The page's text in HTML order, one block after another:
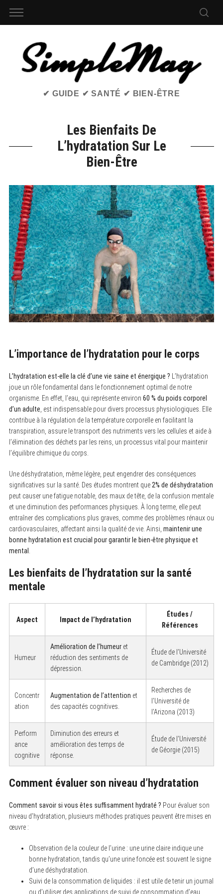
✔ GUIDE ✔ SANTÉ ✔ BIEN-ÊTRE
Les Bienfaits De
L’hydratation Sur Le
Bien-Être
L’importance de l’hydratation pour le corps
L’hydratation est-elle la clé d’une vie saine et énergique ? L’hydratation
joue un rôle fondamental dans le fonctionnement optimal de notre
organisme. En effet, l’eau, qui représente environ 60 % du poids corporel
d’un adulte , est indispensable pour divers processus physiologiques. Elle
contribue à la régulation de la température corporelle en facilitant la
transpiration, assure le transport des nutriments vers les cellules et aide à
l’élimination des déchets par les reins, un processus vital pour maintenir
l’équilibre chimique du corps.
Une déshydratation, même légère, peut engendrer des conséquences
significatives sur la santé. Des études montrent que 2% de déshydratation
peut causer une fatigue notable, des maux de tête, de la confusion mentale
et une diminution des performances physiques. À long terme, elle peut
entraîner des complications plus graves, comme des problèmes rénaux ou
cardiovasculaires, affectant ainsi la qualité de vie. Ainsi, maintenir une
bonne hydratation est crucial pour garantir le bien-être physique et
mental
Les bienfaits de l’hydratation sur la santé
mentale
Aspect Impact de l’hydratation
Études /
Références
Humeur
Amélioration de l’humeuret
réduction des sentiments de
dépression.
Étude de l’Université
de Cambridge (2012)
Concentr
ation
Augmentation de l’attention et
des capacités cognitives.
Recherches de
l’Université de
l’Arizona (2013)
Perform
ance
cognitive
Diminution des erreurs et
amélioration des temps de
réponse.
Étude de l’Université
de Géorgie (2015)
Comment évaluer son niveau d’hydratation
Comment savoir si vous êtes suffisamment hydraté ? Pour évaluer son
niveau d’hydratation, plusieurs méthodes pratiques peuvent être mises en
œuvre :
Observation de la couleur de l’urine : une urine claire indique une
bonne hydratation, tandis qu’une urine foncée est souvent le signe
d’une déshydratation.
Suivi de la consommation de liquides : il est utile de tenir un journal
ou d’utiliser des applications de suivi de consommation d’eau.